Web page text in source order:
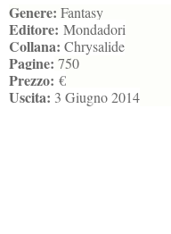
Genere: Fantasy
Editore: Mondadori
Collana: Chrysalide
Pagine: 750
Prezzo: €
Uscita: 3 Giugno 2014